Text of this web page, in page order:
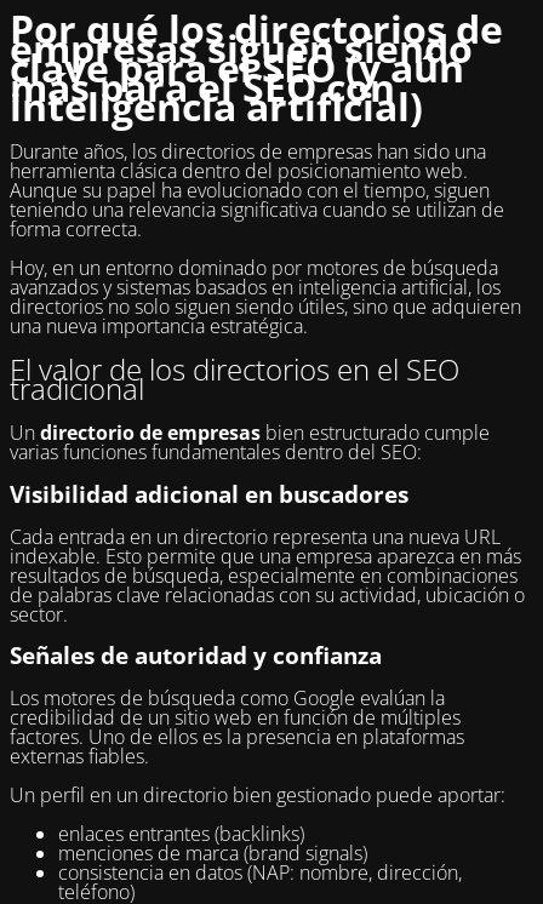
Por qué los directorios de
empresas siguen siendo
clave para el SEO (y aún
más para el SEO con
inteligencia artificial)
Durante años, los directorios de empresas han sido una
herramienta clásica dentro del posicionamiento web.
Aunque su papel ha evolucionado con el tiempo, siguen
teniendo una relevancia significativa cuando se utilizan de
forma correcta.
Hoy, en un entorno dominado por motores de búsqueda
avanzados y sistemas basados en inteligencia artificial, los
directorios no solo siguen siendo útiles, sino que adquieren
una nueva importancia estratégica.
El valor de los directorios en el SEO
tradicional
Undirectorio de empresas bien estructurado cumple
varias funciones fundamentales dentro del SEO:
Visibilidad adicional en buscadores
Cada entrada en un directorio representa una nueva URL
indexable. Esto permite que una empresa aparezca en más
resultados de búsqueda, especialmente en combinaciones
de palabras clave relacionadas con su actividad, ubicación o
sector.
Señales de autoridad y confianza
Los motores de búsqueda como Google evalúan la
credibilidad de un sitio web en función de múltiples
factores. Uno de ellos es la presencia en plataformas
externas fiables.
Un perfil en un directorio bien gestionado puede aportar:
enlaces entrantes (backlinks)
menciones de marca (brand signals)
consistencia en datos (NAP: nombre, dirección,
teléfono)